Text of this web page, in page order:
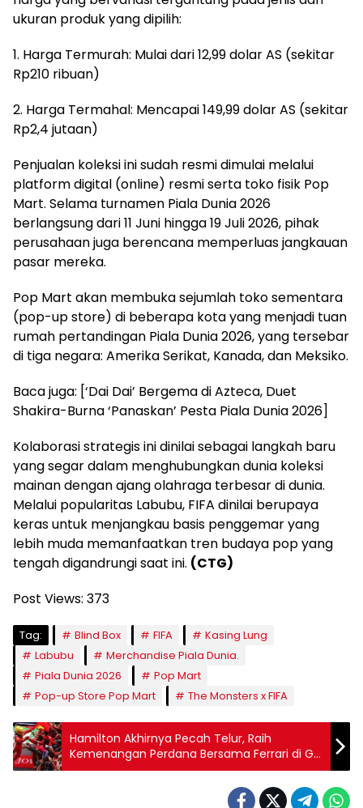
ukuran produk yang dipilih:
1. Harga Termurah: Mulai dari 12,99 dolar AS (sekitar
Rp210 ribuan)
2. Harga Termahal: Mencapai 149,99 dolar AS (sekitar
Rp2,4 jutaan)
Penjualan koleksi ini sudah resmi dimulai melalui
platform digital (online) resmi serta toko fisik Pop
Mart. Selama turnamen Piala Dunia 2026
berlangsung dari 11 Juni hingga 19 Juli 2026, pihak
perusahaan juga berencana memperluas jangkauan
pasar mereka.
Pop Mart akan membuka sejumlah toko sementara
(pop-up store) di beberapa kota yang menjadi tuan
rumah pertandingan Piala Dunia 2026, yang tersebar
di tiga negara: Amerika Serikat, Kanada, dan Meksiko.
Baca juga: [‘Dai Dai’ Bergema di Azteca, Duet
Shakira-Burna ‘Panaskan’ Pesta Piala Dunia 2026]
Kolaborasi strategis ini dinilai sebagai langkah baru
yang segar dalam menghubungkan dunia koleksi
mainan dengan ajang olahraga terbesar di dunia.
Melalui popularitas Labubu, FIFA dinilai berupaya
keras untuk menjangkau basis penggemar yang
lebih muda memanfaatkan tren budaya pop yang
tengah digandrungi saat ini. (CTG)
Post Views: 373
Tag: Blind Box FIFA
Kasing Lung
Labubu
Merchandise Piala Dunia.
Piala Dunia 2026
Pop Mart
Pop-up Store Pop Mart
The Monsters x FIFA
Hamilton Akhirnya Pecah Telur, Raih
Kemenangan Perdana Bersama Ferrari di GP
Barcelona